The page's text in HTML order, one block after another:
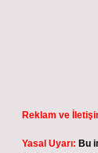
Reklam ve
Yasal Uyarı: Bu